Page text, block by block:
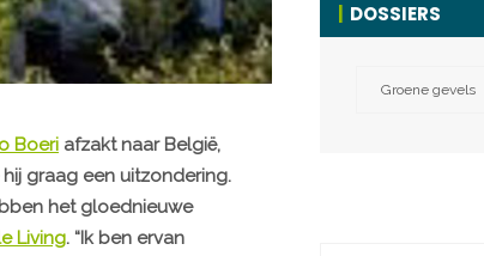
Boeri afzakt naar België,
graag een uitzondering.
het gloednieuwe
Living. “Ik ben ervan
DOSSIERS
Groene gevels